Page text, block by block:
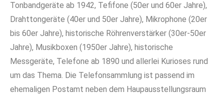
Tonbandgeräte ab 1942, Tefifone (50er und 60er Jahre),
Drahttongeräte (40er und 50er Jahre), Mikrophone (20er
bis 60er Jahre), historische Röhrenverstärker (30er-50er
Jahre), Musikboxen (1950er Jahre), historische
Messgeräte, Telefone ab 1890 und allerlei Kurioses rund
um das Thema. Die Telefonsammlung ist passend im
ehemaligen Postamt neben dem Haupausstellungsraum